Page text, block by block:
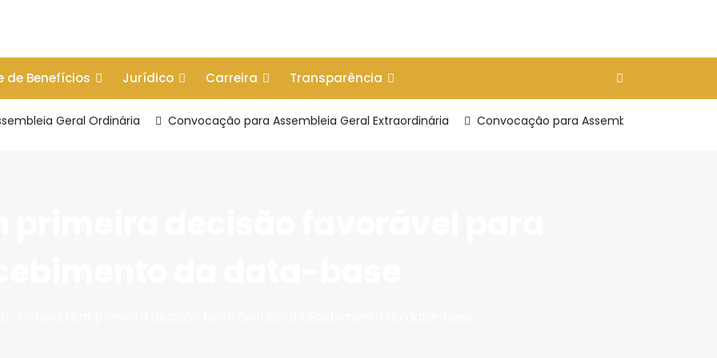
de Benefícios Jurídico Carreira Transparência
Geral Ordinária Convocação para Assembleia Geral Extraordinária Convocação para Assembleia Geral